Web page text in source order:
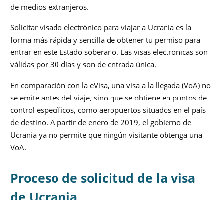
de medios extranjeros.
Solicitar visado electrónico para viajar a Ucrania es la
forma más rápida y sencilla de obtener tu permiso para
entrar en este Estado soberano. Las visas electrónicas son
válidas por 30 días y son de entrada única.
En comparación con la eVisa, una visa a la llegada (VoA) no
se emite antes del viaje, sino que se obtiene en puntos de
control específicos, como aeropuertos situados en el país
de destino. A partir de enero de 2019, el gobierno de
Ucrania ya no permite que ningún visitante obtenga una
VoA.
Proceso de solicitud de la visa
de Ucrania